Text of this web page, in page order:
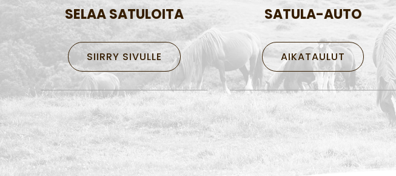
SELAA SATULOITA
SIIRRY SIVULLE
SATULA-AUTO
AIKATAULUT